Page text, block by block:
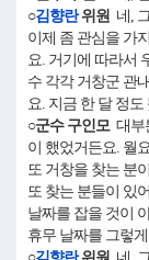
○김향란위원 네,
이제 좀 관심을 가
요. 거기에 따라서
수 각각 거창군 관
요. 지금 한 달 정
○군수 구인모대부
이 했었거든요. 월
또 거창을 찾는 분
또 찾는 분들이 있
날짜를 잡을 것이
휴무 날짜를 그렇